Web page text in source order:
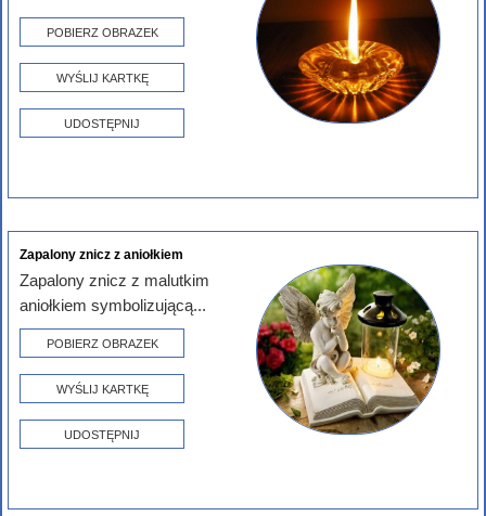
POBIERZ OBRAZEK
WYŚLIJ KARTKĘ
UDOSTĘPNIJ
Zapalony znicz z aniołkiem
Zapalony znicz z malutkim
aniołkiem symbolizującą...
POBIERZ OBRAZEK
WYŚLIJ KARTKĘ
UDOSTĘPNIJ